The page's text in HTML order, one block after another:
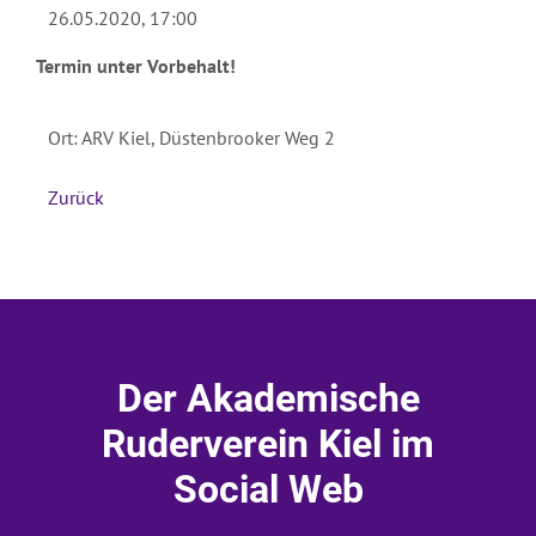
Absenden
26.05.2020, 17:00
Termin unter Vorbehalt!
Ort: ARV Kiel, Düstenbrooker Weg 2
Zurück
Der Akademische
Ruderverein Kiel im
Social Web